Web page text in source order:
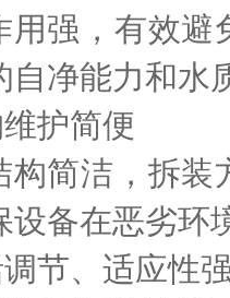
，有效避
自净能力和水
护简便
洁，拆装
设备在恶劣环
、适应性